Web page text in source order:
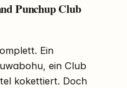
Punchup Club
Ein
ein Club
kokettiert. Doch